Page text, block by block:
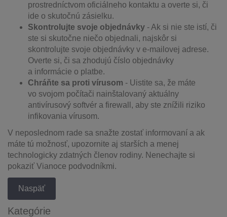
prostredníctvom oficiálneho kontaktu a overte si, či
ide o skutočnú zásielku.
Skontrolujte svoje objednávky -Ak si nie ste istí, či
ste si skutočne niečo objednali, najskôr si
skontrolujte svoje objednávky v e-mailovej adrese.
Overte si, či sa zhodujú číslo objednávky
a informácie o platbe.
Chráňte sa proti vírusom - Uistite sa, že máte
vo svojom počítači nainštalovaný aktuálny
antivírusový softvér a firewall, aby ste znížili riziko
infikovania vírusom.
V neposlednom rade sa snažte zostať informovaní a ak
máte tú možnosť, upozornite aj starších a menej
technologicky zdatných členov rodiny. Nenechajte si
pokaziť Vianoce podvodníkmi.
Naspäť
Kategórie